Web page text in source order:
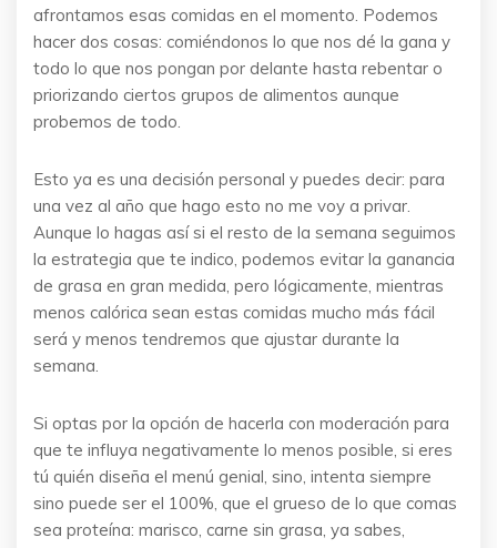
afrontamos esas comidas en el momento. Podemos
hacer dos cosas: comiéndonos lo que nos dé la gana y
todo lo que nos pongan por delante hasta rebentar o
priorizando ciertos grupos de alimentos aunque
probemos de todo.
Esto ya es una decisión personal y puedes decir: para
una vez al año que hago esto no me voy a privar.
Aunque lo hagas así si el resto de la semana seguimos
la estrategia que te indico, podemos evitar la ganancia
de grasa en gran medida, pero lógicamente, mientras
menos calórica sean estas comidas mucho más fácil
será y menos tendremos que ajustar durante la
semana.
Si optas por la opción de hacerla con moderación para
que te influya negativamente lo menos posible, si eres
tú quién diseña el menú genial, sino, intenta siempre
sino puede ser el 100%, que el grueso de lo que comas
sea proteína: marisco, carne sin grasa, ya sabes,